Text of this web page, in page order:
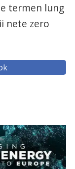
termen lung
nete zero